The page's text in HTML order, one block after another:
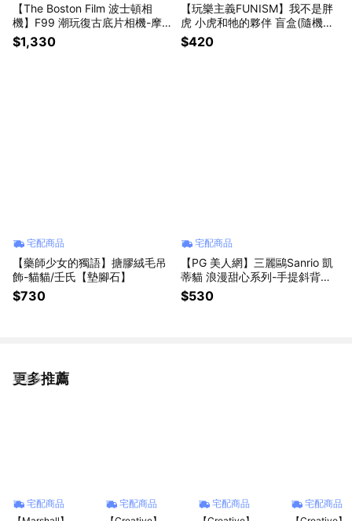
【The Boston Film 波士頓相
機】F99 潮玩復古底片相機-摩
卡棕/薰衣草紫/萊姆綠/晴空藍/蜜
桃粉/永恆黑/經典白【墊腳石】
$1,330
【玩樂主義FUNISM】我不是胖
虎 小虎和牠的夥伴 盲盒(隨機出
貨)(拆封不退)【墊腳石】公仔 盒
玩 擺飾
$420
宅配商品
【藥師少女的獨語】搪膠絨毛吊
飾-貓貓/壬氏【墊腳石】
$730
宅配商品
【PG 美人網】三麗鷗Sanrio 凱
蒂貓 浪漫甜心系列-手提斜背包/
斜背包/口金斜背包【墊腳石】H
ELLO KITTY
$530
更多推薦
看更多
宅配商品
宅配商品
宅配商品
宅配商品